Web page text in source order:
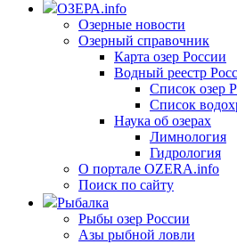
ОЗЕРА.info
Озерные новости
Озерный справочник
Карта озер России
Водный реестр
Список озер
Список
Наука об озерах
Лимнология
Гидрология
О портале OZERA.info
Поиск по сайту
Рыбалка
Рыбы озер России
Азы рыбной ловли